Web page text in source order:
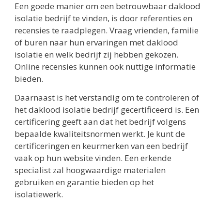
Een goede manier om een betrouwbaar daklood
isolatie bedrijf te vinden, is door referenties en
recensies te raadplegen. Vraag vrienden, familie
of buren naar hun ervaringen met daklood
isolatie en welk bedrijf zij hebben gekozen.
Online recensies kunnen ook nuttige informatie
bieden.
Daarnaast is het verstandig om te controleren of
het daklood isolatie bedrijf gecertificeerd is. Een
certificering geeft aan dat het bedrijf volgens
bepaalde kwaliteitsnormen werkt. Je kunt de
certificeringen en keurmerken van een bedrijf
vaak op hun website vinden. Een erkende
specialist zal hoogwaardige materialen
gebruiken en garantie bieden op het
isolatiewerk.